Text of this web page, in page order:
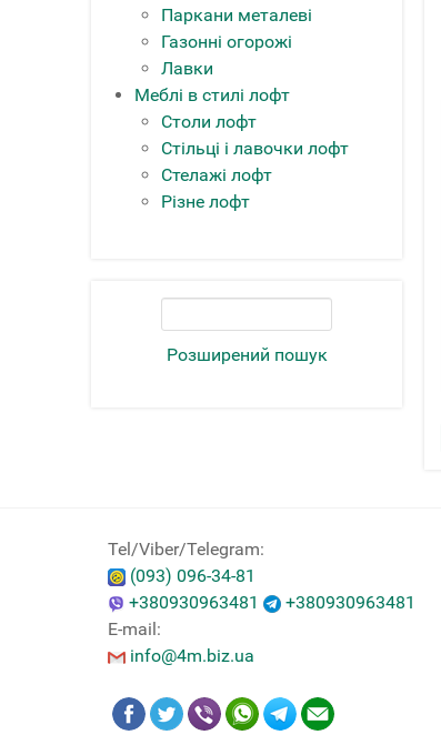
Паркани металеві
Газонні огорожі
Лавки
Меблі в стилі лофт
Столи лофт
Стільці і лавочки лофт
Стелажі лофт
Різне лофт
Розширений пошук
Tel/Viber/Telegram:
(093) 096-34-81
+380930963481
+380930963481
E-mail:
info@4m.biz.ua